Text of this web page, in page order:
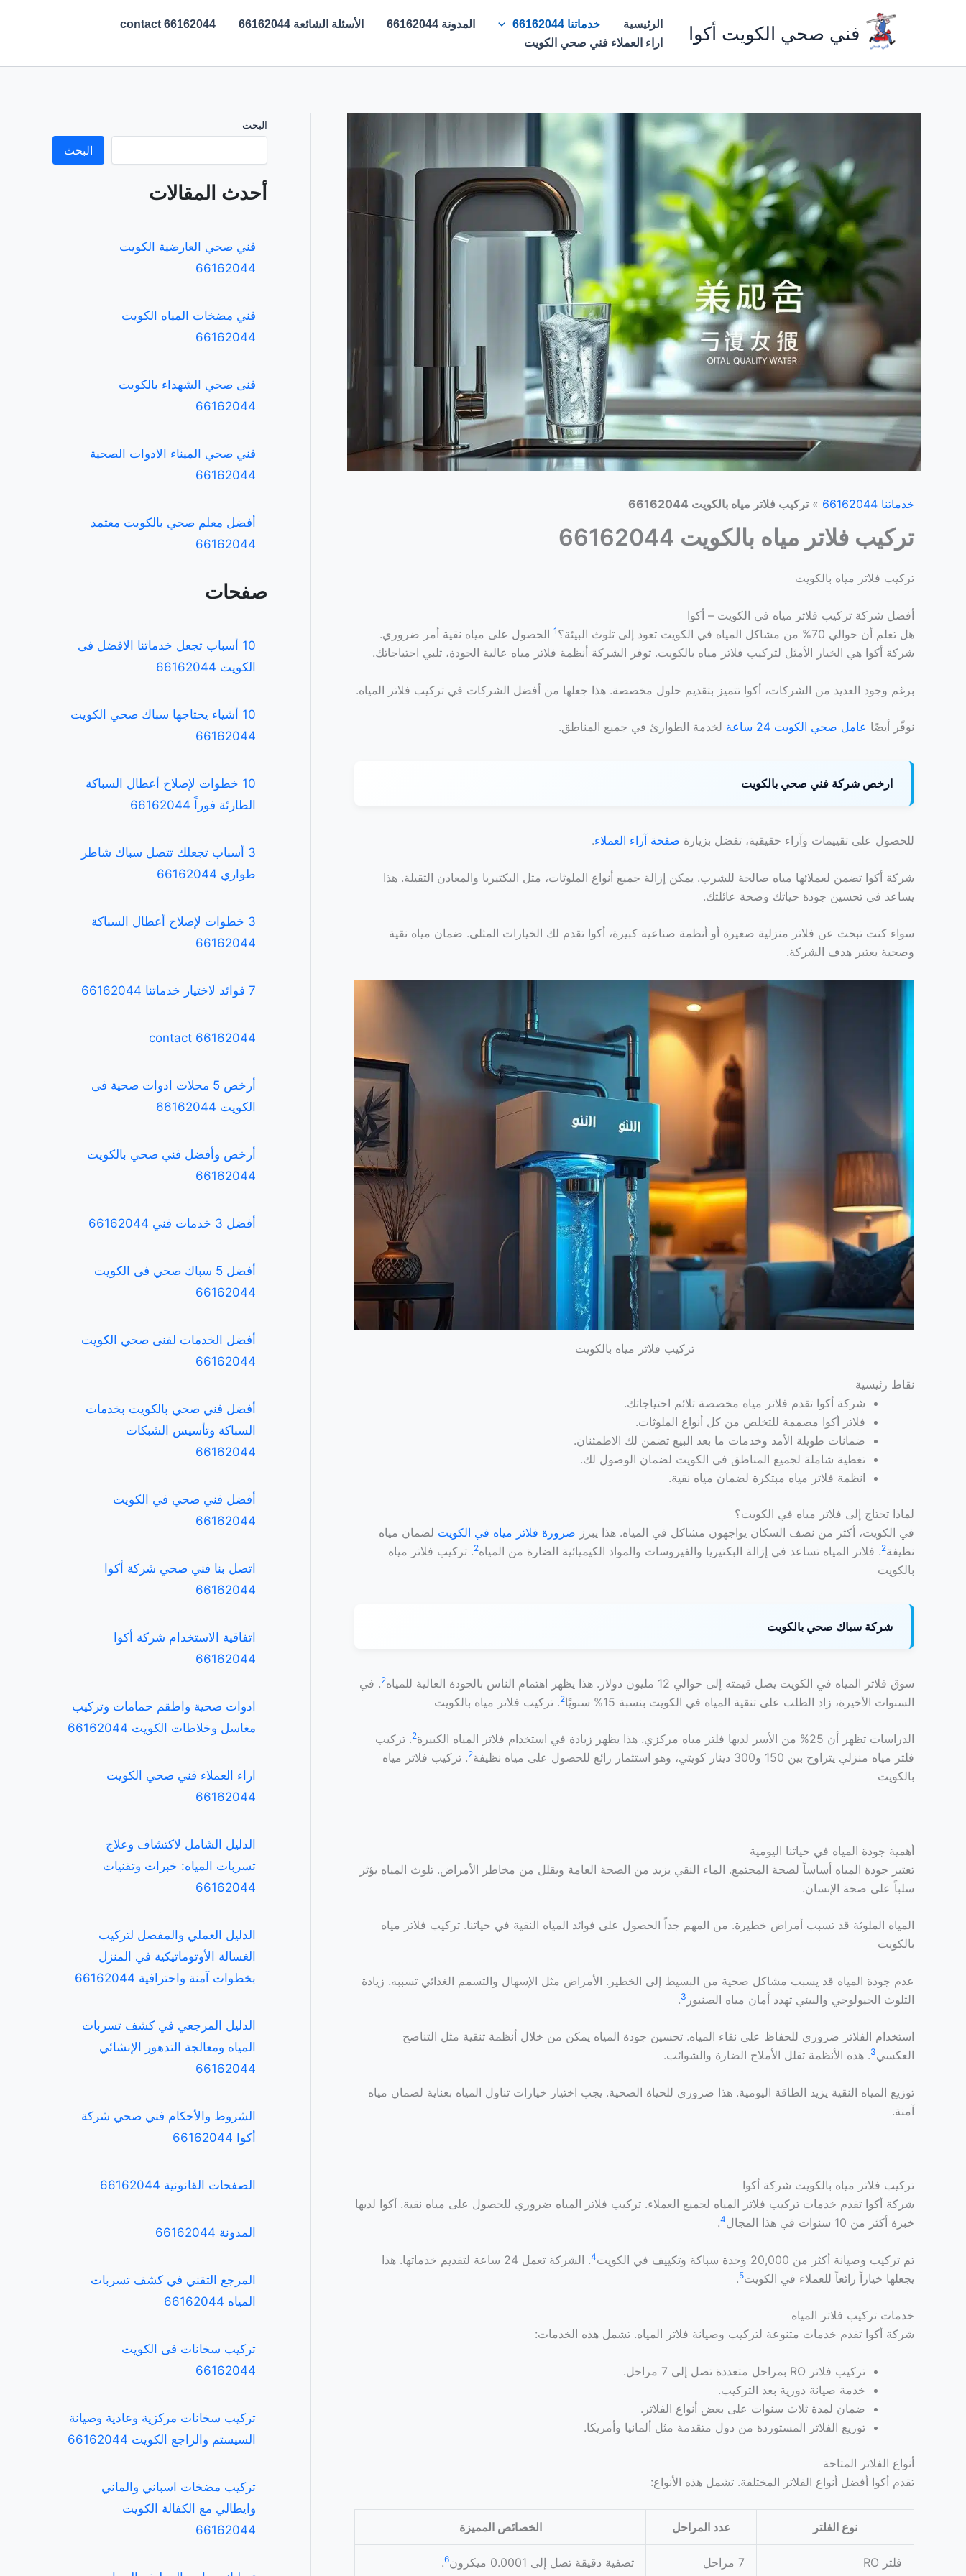
فني صحي الكويت أكوا الرئيسية خدماتنا 66162044 المدونة 66162044 الأسئلة الشائعة 66162044
contact 66162044
اراء العملاء فني صحي الكويت
خدماتنا 66162044 »تركيب فلاتر مياه بالكويت 66162044
تركيب فلاتر مياه بالكويت 66162044
تركيب فلاتر مياه بالكويت
أفضل شركة تركيب فلاتر مياه في الكويت – أكوا
هل تعلم أن حوالي 70% من مشاكل المياه في الكويت تعود إلى تلوث البيئة؟
1 الحصول على مياه نقية أمر ضروري.
شركة أكوا هي الخيار الأمثل لتركيب فلاتر مياه بالكويت. توفر الشركة أنظمة فلاتر مياه عالية الجودة، تلبي احتياجاتك.
برغم وجود العديد من الشركات، أكوا تتميز بتقديم حلول مخصصة. هذا جعلها من أفضل الشركات في تركيب فلاتر المياه.
نوفّر أيضًا عامل صحي الكويت 24 ساعة لخدمة الطوارئ في جميع المناطق.
ارخص شركة فني صحي بالكويت
للحصول على تقييمات وآراء حقيقية، تفضل بزيارة صفحة آراء العملاء.
شركة أكوا تضمن لعملائها مياه صالحة للشرب. يمكن إزالة جميع أنواع الملوثات، مثل البكتيريا والمعادن الثقيلة. هذا
يساعد في تحسين جودة حياتك وصحة عائلتك.
سواء كنت تبحث عن فلاتر منزلية صغيرة أو أنظمة صناعية كبيرة، أكوا تقدم لك الخيارات المثلى. ضمان مياه نقية
وصحية يعتبر هدف الشركة.
تركيب فلاتر مياه بالكويت
نقاط رئيسية
شركة أكوا تقدم فلاتر مياه مخصصة تلائم احتياجاتك.
فلاتر أكوا مصممة للتخلص من كل أنواع الملوثات.
ضمانات طويلة الأمد وخدمات ما بعد البيع تضمن لك الاطمئنان.
تغطية شاملة لجميع المناطق في الكويت لضمان الوصول لك.
انظمة فلاتر مياه مبتكرة لضمان مياه نقية.
لماذا تحتاج إلى فلاتر مياه في الكويت؟
في الكويت، أكثر من نصف السكان يواجهون مشاكل في المياه. هذا يبرز ضرورة فلاتر مياه في الكويت لضمان مياه
نظيفة2. فلاتر المياه تساعد في إزالة البكتيريا والفيروسات والمواد الكيميائية الضارة من المياه2. تركيب فلاتر مياه
بالكويت
شركة سباك صحي بالكويت
سوق فلاتر المياه في الكويت يصل قيمته إلى حوالي 12 مليون دولار. هذا يظهر اهتمام الناس بالجودة العالية للمياه 2. في
السنوات الأخيرة، زاد الطلب على تنقية المياه في الكويت بنسبة 15% سنويًا
2. تركيب فلاتر مياه بالكويت
الدراسات تظهر أن 25% من الأسر لديها فلتر مياه مركزي. هذا يظهر زيادة في استخدام فلاتر المياه الكبيرة 2. تركيب
فلتر مياه منزلي يتراوح بين 150 و300 دينار كويتي، وهو استثمار رائع للحصول على مياه نظيفة
2. تركيب فلاتر مياه
بالكويت
أهمية جودة المياه في حياتنا اليومية
تعتبر جودة المياه أساساً لصحة المجتمع. الماء النقي يزيد من الصحة العامة ويقلل من مخاطر الأمراض. تلوث المياه يؤثر
سلباً على صحة الإنسان.
المياه الملوثة قد تسبب أمراض خطيرة. من المهم جداً الحصول على فوائد المياه النقية في حياتنا. تركيب فلاتر مياه
بالكويت
عدم جودة المياه قد يسبب مشاكل صحية من البسيط إلى الخطير. الأمراض مثل الإسهال والتسمم الغذائي تسببه. زيادة
التلوث الجيولوجي والبيئي تهدد أمان مياه الصنبور 3
.
استخدام الفلاتر ضروري للحفاظ على نقاء المياه. تحسين جودة المياه يمكن من خلال أنظمة تنقية مثل التناضح
العكسي3. هذه الأنظمة تقلل الأملاح الضارة والشوائب.
توزيع المياه النقية يزيد الطاقة اليومية. هذا ضروري للحياة الصحية. يجب اختيار خيارات تناول المياه بعناية لضمان مياه
آمنة.
تركيب فلاتر مياه بالكويت شركة أكوا
شركة أكوا تقدم خدمات تركيب فلاتر المياه لجميع العملاء. تركيب فلاتر المياه ضروري للحصول على مياه نقية. أكوا لديها
خبرة أكثر من 10 سنوات في هذا المجال
4
.
تم تركيب وصيانة أكثر من 20,000 وحدة سباكة وتكييف في الكويت 4
. الشركة تعمل 24 ساعة لتقديم خدماتها. هذا
يجعلها خياراً رائعاً للعملاء في الكويت5
.
خدمات تركيب فلاتر المياه
شركة أكوا تقدم خدمات متنوعة لتركيب وصيانة فلاتر المياه. تشمل هذه الخدمات:
تركيب فلاتر RO بمراحل متعددة تصل إلى 7 مراحل.
خدمة صيانة دورية بعد التركيب.
ضمان لمدة ثلاث سنوات على بعض أنواع الفلاتر.
توزيع الفلاتر المستوردة من دول متقدمة مثل ألمانيا وأمريكا.
أنواع الفلاتر المتاحة
تقدم أكوا أفضل أنواع الفلاتر المختلفة. تشمل هذه الأنواع:
نوع الفلتر عدد المراحل الخصائص المميزة
فلتر RO 7 مراحل تصفية دقيقة تصل إلى 0.0001 ميكرون 6
.
البحث
البحث
أحدث المقالات
فني صحي العارضية الكويت
66162044
فني مضخات المياه الكويت
66162044
فنى صحي الشهداء بالكويت
66162044
فني صحي الميناء الادوات الصحية
66162044
أفضل معلم صحي بالكويت معتمد
66162044
صفحات
10 أسباب تجعل خدماتنا الافضل فى
الكويت 66162044
10 أشياء يحتاجها سباك صحي الكويت
66162044
10 خطوات لإصلاح أعطال السباكة
الطارئة فوراً 66162044
3 أسباب تجعلك تتصل سباك شاطر
طواري 66162044
3 خطوات لإصلاح أعطال السباكة
66162044
7 فوائد لاختيار خدماتنا 66162044
contact 66162044
أرخص 5 محلات ادوات صحية فى
الكويت 66162044
أرخص وأفضل فني صحي بالكويت
66162044
أفضل 3 خدمات فني 66162044
أفضل 5 سباك صحي فى الكويت
66162044
أفضل الخدمات لفنى صحي الكويت
66162044
أفضل فني صحي بالكويت بخدمات
السباكة وتأسيس الشبكات
66162044
أفضل فني صحي في الكويت
66162044
اتصل بنا فني صحي شركة أكوا
66162044
اتفاقية الاستخدام شركة أكوا
66162044
ادوات صحية واطقم حمامات وتركيب
مغاسل وخلاطات الكويت 66162044
اراء العملاء فني صحي الكويت
66162044
الدليل الشامل لاكتشاف وعلاج
تسربات المياه: خبرات وتقنيات
66162044
الدليل العملي والمفصل لتركيب
الغسالة الأوتوماتيكية في المنزل
بخطوات آمنة واحترافية 66162044
الدليل المرجعي في كشف تسربات
المياه ومعالجة التدهور الإنشائي
66162044
الشروط والأحكام فني صحي شركة
أكوا 66162044
الصفحات القانونية 66162044
المدونة 66162044
المرجع التقني في كشف تسربات
المياه 66162044
تركيب سخانات فى الكويت
66162044
تركيب سخانات مركزية وعادية وصيانة
السيستم والراجع الكويت 66162044
تركيب مضخات اسباني والماني
وايطالي مع الكفالة الكويت
66162044